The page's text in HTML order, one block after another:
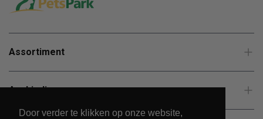
Door verder te klikken op onze website,
Assortiment
Aanbiedingen